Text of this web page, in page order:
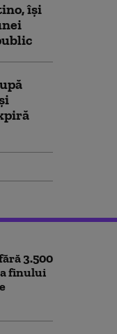
îşi
3.500
finului